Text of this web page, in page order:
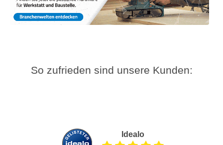
So zufrieden sind unsere Kunden:
Idealo